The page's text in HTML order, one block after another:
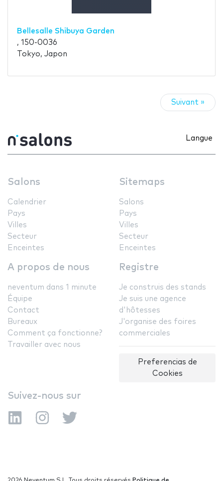
Bellesalle Shibuya Garden
, 150-0036
Tokyo, Japon
Suivant »
Langue
Salons
Calendrier
Pays
Villes
Secteur
Enceintes
Sitemaps
Salons
Pays
Villes
Secteur
Enceintes
A propos de nous
neventum dans 1 minute
Équipe
Contact
Bureaux
Comment ça fonctionne?
Travailler avec nous
Registre
Je construis des stands
Je suis une agence
d'hôtesses
J'organise des foires
commerciales
Preferencias de
Cookies
Suivez-nous sur